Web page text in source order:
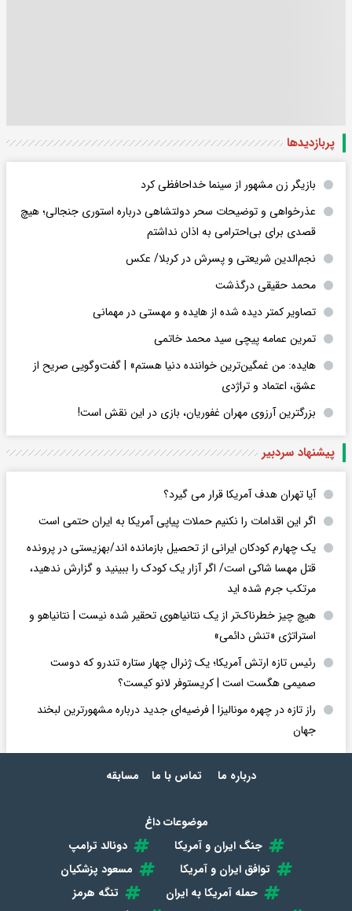
پربازدید‌ها
بازیگر زن مشهور از سینما خداحافظی کرد
عذرخواهی و توضیحات سحر دولتشاهی درباره استوری جنجالی؛ هیچ
قصدی برای بی‌احترامی به اذان نداشتم
نجم‌الدین شریعتی و پسرش در کربلا/ عکس
محمد حقیقی درگذشت
تصاویر کمتر دیده شده از هایده و مهستی در مهمانی
تمرین عمامه پیچی سید محمد خاتمی
هایده: من غمگین‌ترین خواننده دنیا هستم» | گفت‌وگویی صریح از
عشق، اعتماد و تراژدی
بزرگترین آرزوی مهران غفوریان، بازی در این نقش است!
پیشنهاد سردبیر
آیا تهران هدف آمریکا قرار می گیرد؟
اگر این اقدامات را نکنیم حملات پیاپی آمریکا به ایران حتمی است
یک چهارم کودکان ایرانی از تحصیل بازمانده اند/بهزیستی در پرونده
قتل مهسا شاکی است/ اگر آزار یک کودک را ببینید و گزارش ندهید،
مرتکب جرم شده اید
هیچ چیز خطرناک‌تر از یک نتانیاهوی تحقیر شده نیست | نتانیاهو و
استراتژی «تنش دائمی»
رئیس تازه ارتش آمریکا؛ یک ژنرال چهار ستاره تندرو که دوست
صمیمی هگست است | کریستوفر لانو کیست؟
راز تازه در چهره مونالیزا | فرضیه‌ای جدید درباره مشهورترین لبخند
جهان
درباره ما تماس با ما مسابقه
موضوعات داغ
جنگ ایران و آمریکا
دونالد ترامپ
توافق ایران و آمریکا
مسعود پزشکیان
حمله آمریکا به ایران
تنگه هرمز